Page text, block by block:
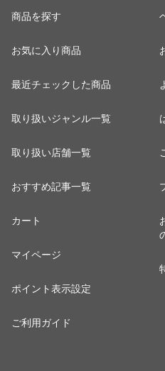
商品を探す
お気に入り商品
最近チェックした商品
取り扱いジャンル一覧
取り扱い店舗一覧
おすすめ記事一覧
カート
マイページ
ポイント表示設定
ご利用ガイド